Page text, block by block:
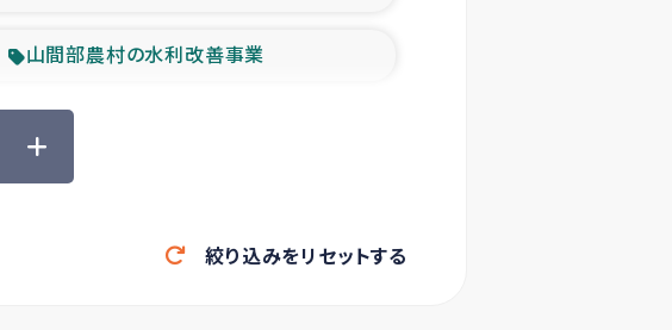
山間部農村の水利改善事業
森林保全型農業の支援事業
大雨による洪水被災者支援
ア国内避難民・帰還民の生活再建支援
絞り込みをリセットする